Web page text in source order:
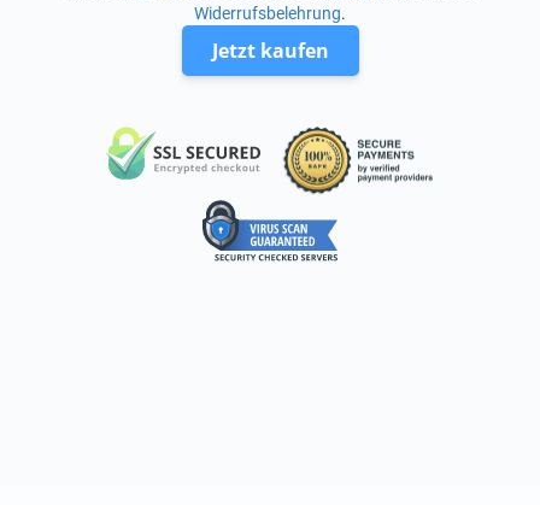
Widerrufsbelehrung.
Jetzt kaufen